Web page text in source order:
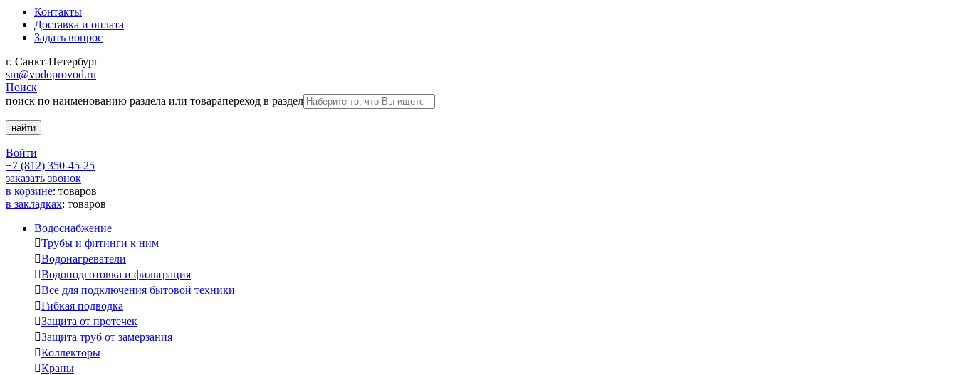
Контакты
Доставка и оплата
Задать вопрос
г. Санкт-Петербург
sm@vodoprovod.ru
Поиск
поиск по наименованию раздела или товарапереход в раздел
Войти
+7 (812) 350-45-25
заказать звонок
в корзине: товаров
в закладках: товаров
Водоснабжение
Трубы и фитинги к ним
Водонагреватели
Водоподготовка и фильтрация
Все для подключения бытовой техники
Гибкая подводка
Защита от протечек
Защита труб от замерзания
Коллекторы
Краны